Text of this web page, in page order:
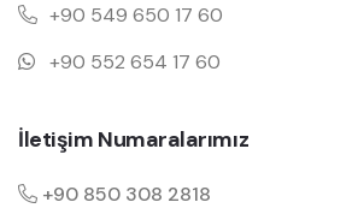
+90 549 650 17 60
+90 552 654 17 60
İletişim Numaralarımız
+90 850 308 2818